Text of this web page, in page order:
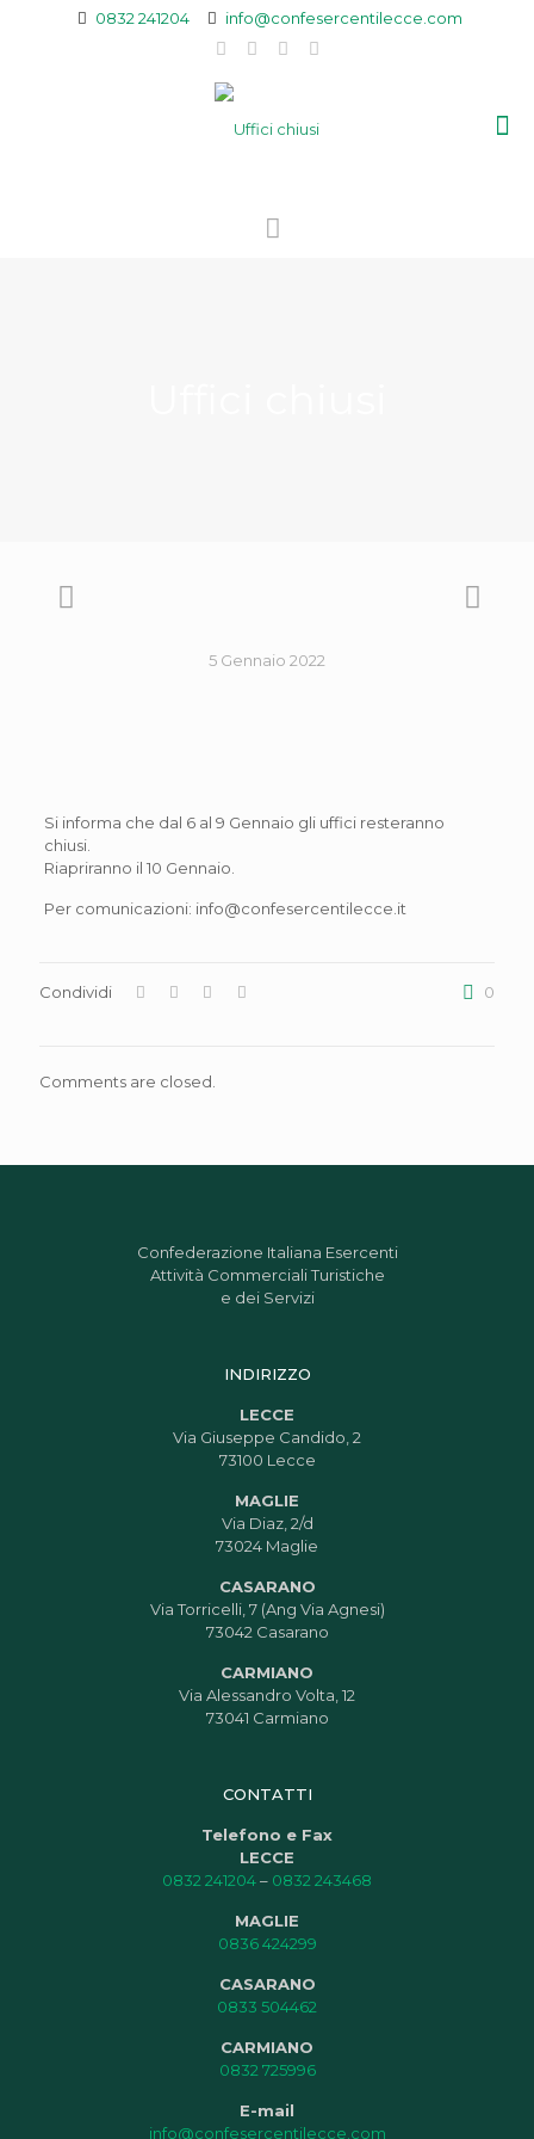
0832 241204 info@confesercentilecce.com
5 Gennaio 2022
Si informa che dal 6 al 9 Gennaio gli uffici resteranno
chiusi.
Riapriranno il 10 Gennaio.
Per comunicazioni: info@confesercentilecce.it
Condividi 0
Comments are closed.
Confederazione Italiana Esercenti
Attività Commerciali Turistiche
e dei Servizi
INDIRIZZO
LECCE
Via Giuseppe Candido, 2
73100 Lecce
MAGLIE
Via Diaz, 2/d
73024 Maglie
CASARANO
Via Torricelli, 7 (Ang Via Agnesi)
73042 Casarano
CARMIANO
Via Alessandro Volta, 12
73041 Carmiano
CONTATTI
Telefono e Fax
LECCE
0832 241204– 0832 243468
MAGLIE
0836 424299
CASARANO
0833 504462
CARMIANO
0832 725996
E-mail
info@confesercentilecce.com